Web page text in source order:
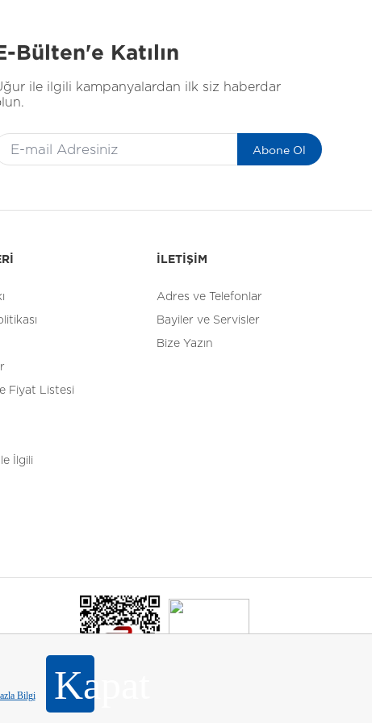
Bilgi Kapat
Bülten'e Katılın
ile ilgili kampanyalardan ilk siz haberdar
Abone Ol
Fiyat Listesi
İlgili
İLETİŞİM
Adres ve Telefonlar
Bayiler ve Servisler
Bize Yazın